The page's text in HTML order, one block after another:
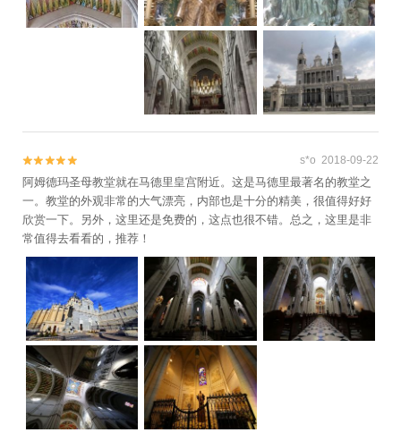

 s*o 2018-09-22
阿姆德玛圣母教堂就在马德里皇宫附近。这是马德里最著名的教堂之
一。教堂的外观非常的大气漂亮，内部也是十分的精美，很值得好好
欣赏一下。另外，这里还是免费的，这点也很不错。总之，这里是非
常值得去看看的，推荐！